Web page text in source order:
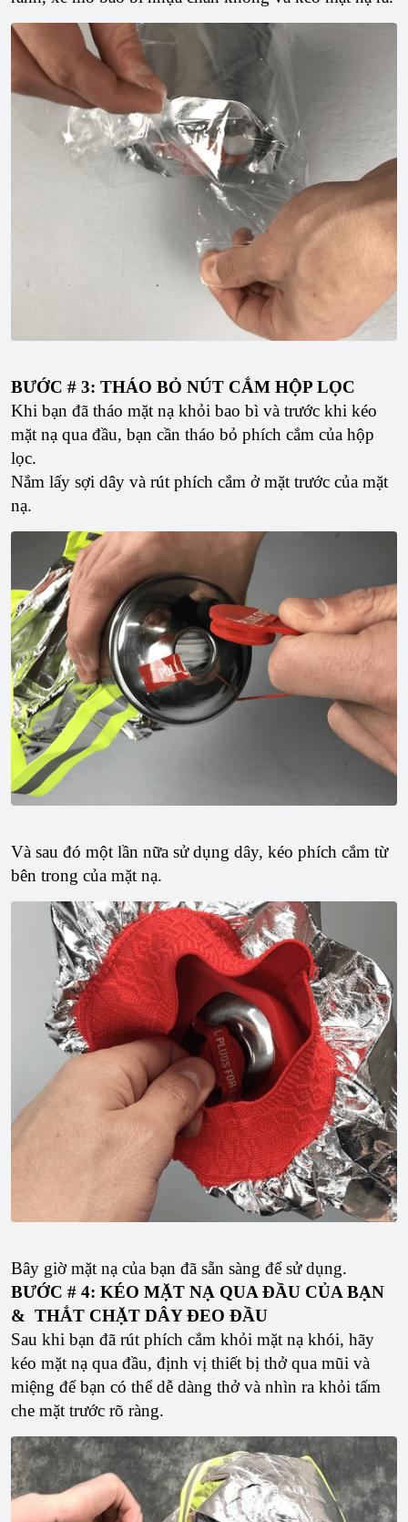
BƯỚC # 3: THÁO BỎ NÚT CẮM HỘP LỌC
Khi bạn đã tháo mặt nạ khỏi bao bì và trước khi kéo
mặt nạ qua đầu, bạn cần tháo bỏ phích cắm của hộp
lọc.
Nắm lấy sợi dây và rút phích cắm ở mặt trước của mặt
nạ.
Và sau đó một lần nữa sử dụng dây, kéo phích cắm từ
bên trong của mặt nạ.
Bây giờ mặt nạ của bạn đã sẵn sàng để sử dụng.
BƯỚC # 4: KÉO MẶT NẠ QUA ĐẦU CỦA BẠN
& THẮT CHẶT DÂY ĐEO ĐẦU
Sau khi bạn đã rút phích cắm khỏi mặt nạ khói, hãy
kéo mặt nạ qua đầu, định vị thiết bị thở qua mũi và
miệng để bạn có thể dễ dàng thở và nhìn ra khỏi tấm
che mặt trước rõ ràng.